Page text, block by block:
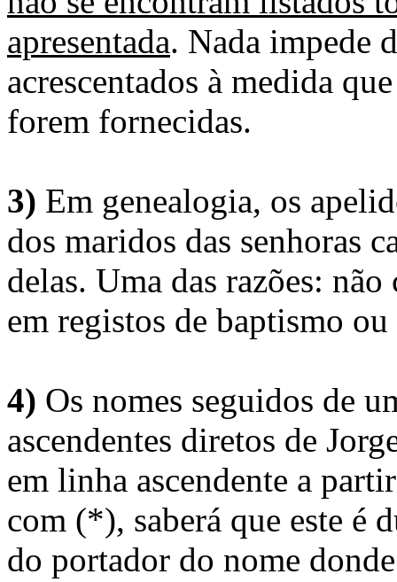
apresentada. Nada impede
acrescentados à medida
forem fornecidas.
3) Em genealogia, os
dos maridos das senhoras
delas. Uma das razões:
em registos de baptismo
4) Os nomes seguidos de
ascendentes diretos de
em linha ascendente a
com (*), saberá que este é
do portador do nome